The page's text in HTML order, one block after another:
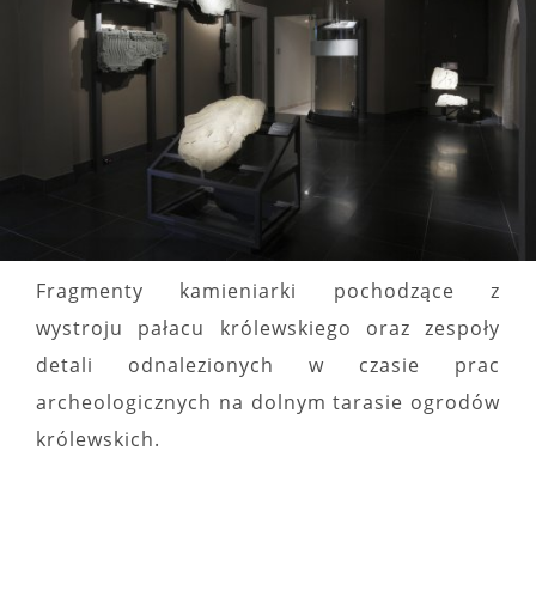
Fragmenty kamieniarki pochodzące z
wystroju pałacu królewskiego oraz zespoły
detali odnalezionych w czasie prac
archeologicznych na dolnym tarasie ogrodów
królewskich.